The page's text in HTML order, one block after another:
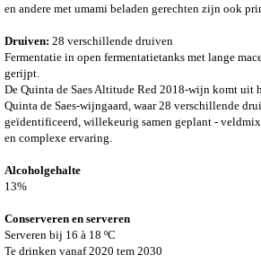
en andere met umami beladen gerechten zijn ook
Druiven: 28 verschillende druiven
Fermentatie in open fermentatietanks met lange
gerijpt.
De Quinta de Saes Altitude Red 2018-wijn komt uit
Quinta de Saes-wijngaard, waar 28 verschillende
geïdentificeerd, willekeurig samen geplant -
en complexe ervaring.
Alcoholgehalte
13%
Conserveren en serveren
Serveren bij 16 à 18 ºC
Te drinken vanaf 2020 tem 2030